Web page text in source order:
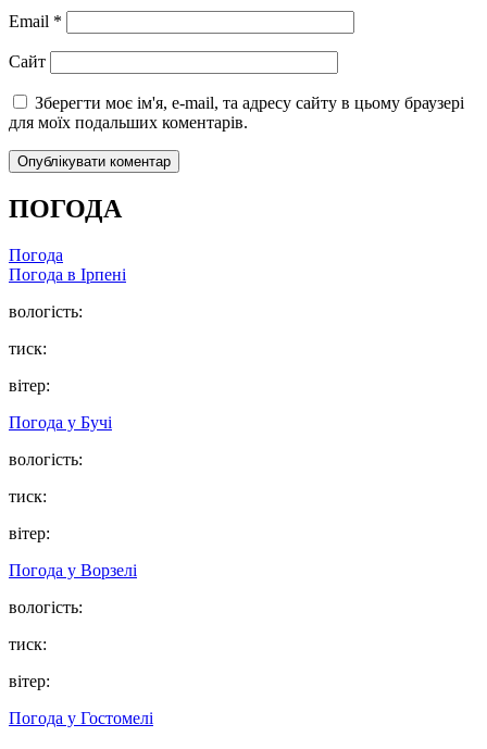
Email *
Сайт
Зберегти моє ім'я, e-mail, та адресу сайту в цьому браузері
для моїх подальших коментарів.
ПОГОДА
Погода
Погода в Ірпені
вологість:
тиск:
вітер:
Погода у Бучі
вологість:
тиск:
вітер:
Погода у Ворзелі
вологість:
тиск:
вітер:
Погода у Гостомелі